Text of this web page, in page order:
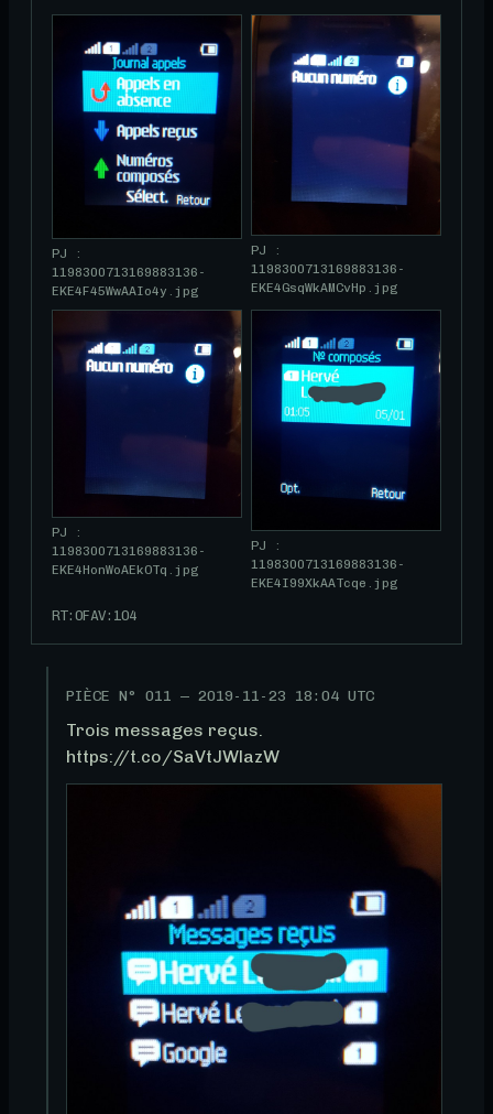
PJ :
1198300713169883136-
EKE4F45WwAAIo4y.jpg
PJ :
1198300713169883136-
EKE4GsqWkAMCvHp.jpg
PJ :
1198300713169883136-
EKE4HonWoAEkOTq.jpg
PJ :
1198300713169883136-
EKE4I99XkAATcqe.jpg
RT: 0FAV: 104
PIÈCE N°011 —2019-11-23 18:04 UTC
Trois messages reçus.
https://t.co/SaVtJWlazW